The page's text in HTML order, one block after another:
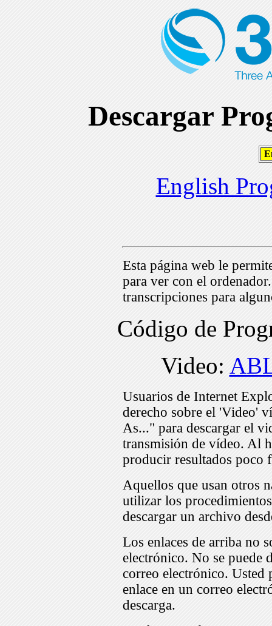
Descargar
English
Esta página web le
para ver con el
transcripciones para
Código de
Video:
Usuarios de Internet
derecho sobre el 'Video'
As..." para descargar el
transmisión de vídeo. Al
producir resultados poco
Aquellos que usan otros
utilizar los
descargar un archivo
Los enlaces de arriba no
electrónico. No se puede
correo electrónico. Usted
enlace en un correo
descarga.